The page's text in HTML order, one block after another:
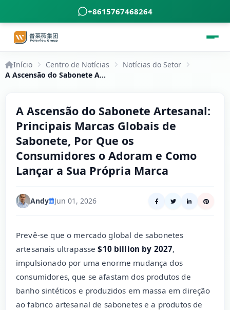
+8615767468264
Início Centro de Notícias
Notícias do Setor
A Ascensão do Sabonete Artesanal: Principais Marcas Globais de Sabonete, Por Que os Consumidores o Adoram e Como Lançar a Sua Própria Marca
A Ascensão do Sabonete Artesanal:
Principais Marcas Globais de
Sabonete, Por Que os
Consumidores o Adoram e Como
Lançar a Sua Própria Marca
Andy Jun 01, 2026
Prevê-se que o mercado global de sabonetes
artesanais ultrapasse$10 billion by 2027,
impulsionado por uma enorme mudança dos
consumidores, que se afastam dos produtos de
banho sintéticos e produzidos em massa em direção
ao fabrico artesanal de sabonetes e a produtos de